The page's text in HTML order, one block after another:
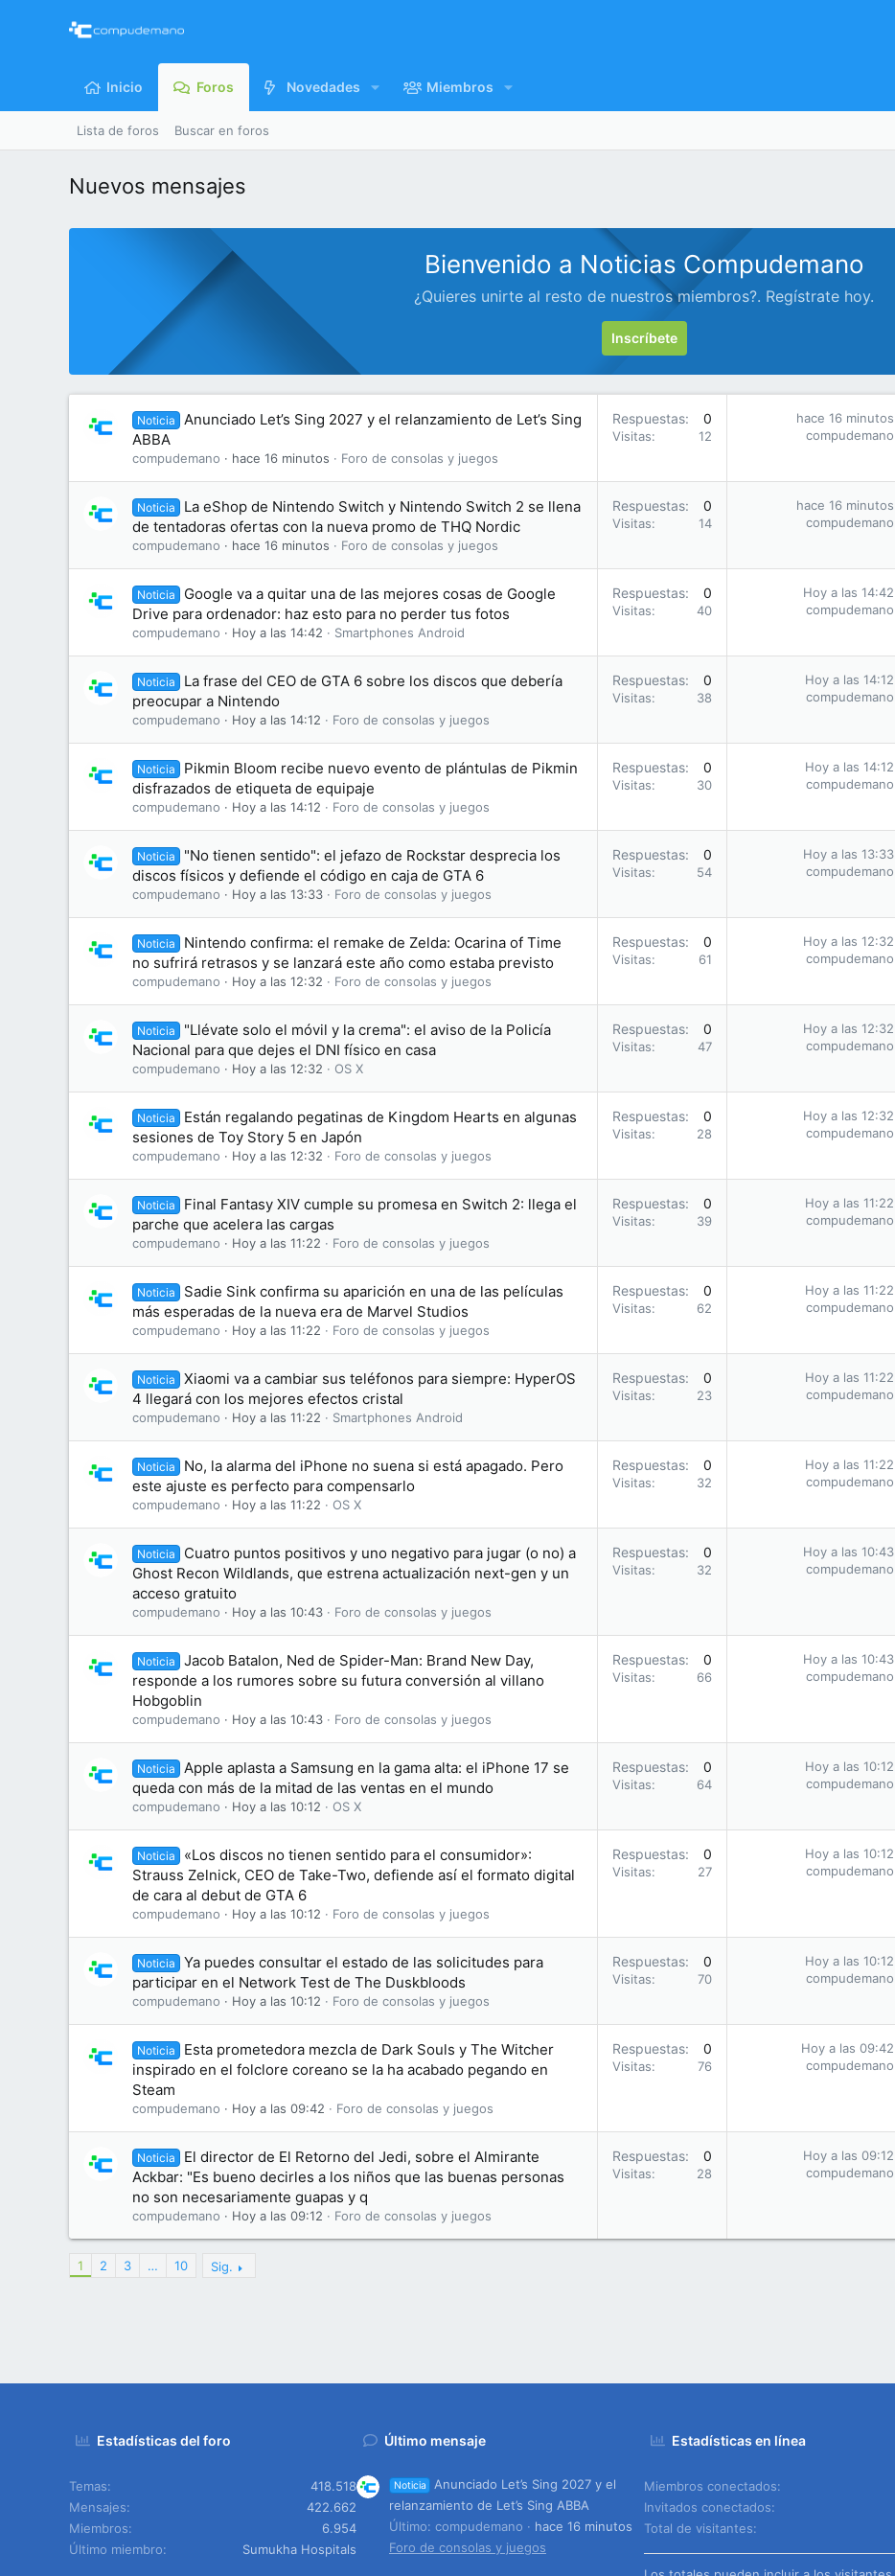
Inicio Foros Novedades Miembros
Lista de foros Buscar en foros
Nuevos mensajes
Bienvenido a Noticias Compudemano
¿Quieres unirte al resto de nuestros miembros?. Regístrate hoy.
Inscríbete
Noticia
Anunciado Let’s Sing 2027 y el relanzamiento de Let’s Sing
ABBA
compudemano hace 16 minutos Foro de consolas y juegos
Respuestas 0
Visitas 12
hace 16 minutos
compudemano
Noticia
La eShop de Nintendo Switch y Nintendo Switch 2 se llena
de tentadoras ofertas con la nueva promo de THQ Nordic
compudemano hace 16 minutos Foro de consolas y juegos
Respuestas 0
Visitas 14
hace 16 minutos
compudemano
Noticia
Google va a quitar una de las mejores cosas de Google
Drive para ordenador: haz esto para no perder tus fotos
compudemano Hoy a las 14:42 Smartphones Android
Respuestas 0
Visitas 40
Hoy a las 14:42
compudemano
Noticia
La frase del CEO de GTA 6 sobre los discos que debería
preocupar a Nintendo
compudemano Hoy a las 14:12 Foro de consolas y juegos
Respuestas 0
Visitas 38
Hoy a las 14:12
compudemano
Noticia
Pikmin Bloom recibe nuevo evento de plántulas de Pikmin
disfrazados de etiqueta de equipaje
compudemano Hoy a las 14:12 Foro de consolas y juegos
Respuestas 0
Visitas 30
Hoy a las 14:12
compudemano
Noticia
"No tienen sentido": el jefazo de Rockstar desprecia los
discos físicos y defiende el código en caja de GTA 6
compudemano Hoy a las 13:33 Foro de consolas y juegos
Respuestas 0
Visitas 54
Hoy a las 13:33
compudemano
Noticia
Nintendo confirma: el remake de Zelda: Ocarina of Time
no sufrirá retrasos y se lanzará este año como estaba previsto
compudemano Hoy a las 12:32 Foro de consolas y juegos
Respuestas 0
Visitas 61
Hoy a las 12:32
compudemano
Noticia
"Llévate solo el móvil y la crema": el aviso de la Policía
Nacional para que dejes el DNI físico en casa
compudemano Hoy a las 12:32 OS X
Respuestas 0
Visitas 47
Hoy a las 12:32
compudemano
Noticia
Están regalando pegatinas de Kingdom Hearts en algunas
sesiones de Toy Story 5 en Japón
compudemano Hoy a las 12:32 Foro de consolas y juegos
Respuestas 0
Visitas 28
Hoy a las 12:32
compudemano
Noticia
Final Fantasy XIV cumple su promesa en Switch 2: llega el
parche que acelera las cargas
compudemano Hoy a las 11:22 Foro de consolas y juegos
Respuestas 0
Visitas 39
Hoy a las 11:22
compudemano
Noticia
Sadie Sink confirma su aparición en una de las películas
más esperadas de la nueva era de Marvel Studios
compudemano Hoy a las 11:22 Foro de consolas y juegos
Respuestas 0
Visitas 62
Hoy a las 11:22
compudemano
Noticia
Xiaomi va a cambiar sus teléfonos para siempre: HyperOS
4 llegará con los mejores efectos cristal
compudemano Hoy a las 11:22 Smartphones Android
Respuestas 0
Visitas 23
Hoy a las 11:22
compudemano
Noticia
No, la alarma del iPhone no suena si está apagado. Pero
este ajuste es perfecto para compensarlo
compudemano Hoy a las 11:22 OS X
Respuestas 0
Visitas 32
Hoy a las 11:22
compudemano
Noticia
Cuatro puntos positivos y uno negativo para jugar (o no) a
Ghost Recon Wildlands, que estrena actualización next-gen y un
acceso gratuito
compudemano Hoy a las 10:43 Foro de consolas y juegos
Respuestas 0
Visitas 32
Hoy a las 10:43
compudemano
Noticia
Jacob Batalon, Ned de Spider-Man: Brand New Day,
responde a los rumores sobre su futura conversión al villano
Hobgoblin
compudemano Hoy a las 10:43 Foro de consolas y juegos
Respuestas 0
Visitas 66
Hoy a las 10:43
compudemano
Noticia
Apple aplasta a Samsung en la gama alta: el iPhone 17 se
queda con más de la mitad de las ventas en el mundo
compudemano Hoy a las 10:12 OS X
Respuestas 0
Visitas 64
Hoy a las 10:12
compudemano
Noticia
«Los discos no tienen sentido para el consumidor»:
Strauss Zelnick, CEO de Take-Two, defiende así el formato digital
de cara al debut de GTA 6
compudemano Hoy a las 10:12 Foro de consolas y juegos
Respuestas 0
Visitas 27
Hoy a las 10:12
compudemano
Noticia
Ya puedes consultar el estado de las solicitudes para
participar en el Network Test de The Duskbloods
compudemano Hoy a las 10:12 Foro de consolas y juegos
Respuestas 0
Visitas 70
Hoy a las 10:12
compudemano
Noticia
Esta prometedora mezcla de Dark Souls y The Witcher
inspirado en el folclore coreano se la ha acabado pegando en
Steam
compudemano Hoy a las 09:42 Foro de consolas y juegos
Respuestas 0
Visitas 76
Hoy a las 09:42
compudemano
Noticia
El director de El Retorno del Jedi, sobre el Almirante
Ackbar: "Es bueno decirles a los niños que las buenas personas
no son necesariamente guapas y q
compudemano Hoy a las 09:12 Foro de consolas y juegos
Respuestas 0
Visitas 28
Hoy a las 09:12
compudemano
1 2 3 … 10 Sig.
Estadísticas del foro
Temas
418.518
Mensajes
422.662
Miembros
6.954
Último miembro
Sumukha Hospitals
Último mensaje
Noticia
Anunciado Let’s Sing 2027 y el
relanzamiento de Let’s Sing ABBA
Último: compudemano
hace 16 minutos
Foro de consolas y juegos
Estadísticas en línea
Miembros conectados
Invitados conectados
Total de visitantes